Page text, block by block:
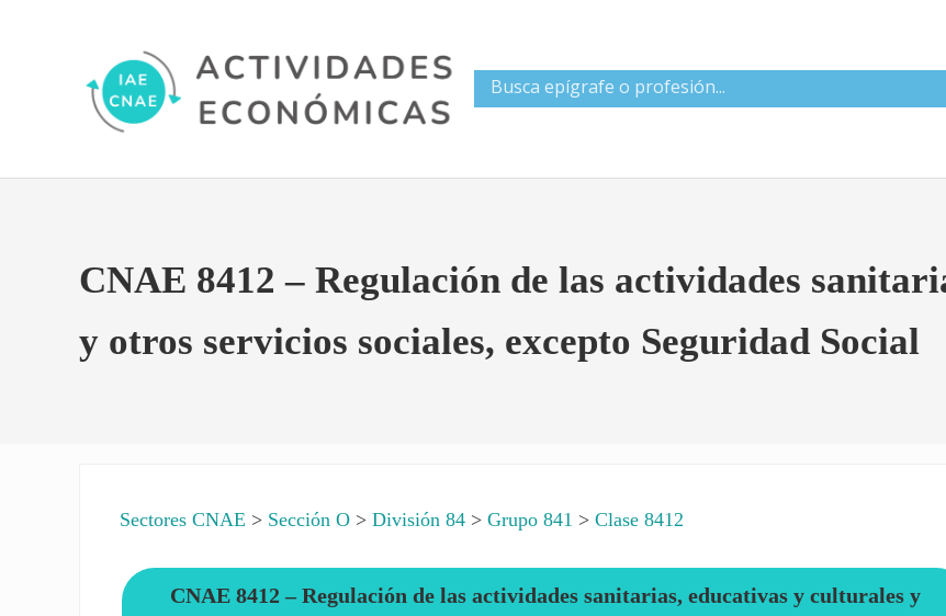
CNAE 8412 – Regulación de las actividades
y otros servicios sociales, excepto Seguridad Social
Sectores CNAE > Sección O >División 84 >Grupo 841 >Clase 8412
CNAE 8412 – Regulación de las actividades sanitarias, educativas y culturales y